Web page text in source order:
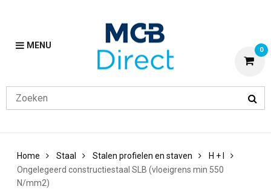
MENU 0
Home Staal Stalen profielen en staven
H + I
Ongelegeerd constructiestaal SLB (vloeigrens min 550
N/mm2)